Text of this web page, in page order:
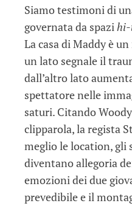
Siamo testimoni di
governata da spazihi-
La casa di Maddy è
un lato segnale il
dall’altro lato
spettatore nelle
saturi. Citando
clipparola, la regista
meglio le location, gli
diventano allegoria
emozioni dei due
prevedibile e il